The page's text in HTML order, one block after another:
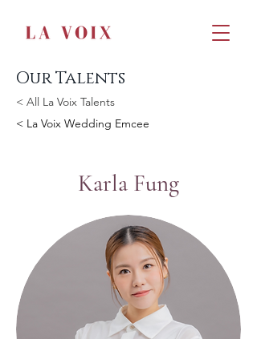
Our Talents
< All La Voix Talents
< La Voix Wedding Emcee
Karla Fung